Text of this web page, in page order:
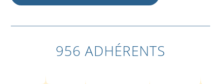
956 ADHÉRENTS